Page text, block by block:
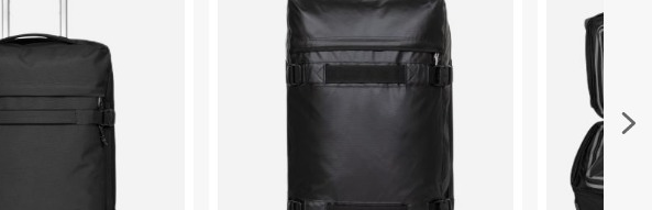
פריטים שבירים יש להחזיר עם שליח דרך ממשק ההחזרות באתר בלבד
בהתאם לתנאי השימוש.
חשוב לשים לב:
3. מוצרי טיפוח ניתן להחזיר סגורים באריזתם המקורית בלבד. לא ניתן
קריית שדה התעופה